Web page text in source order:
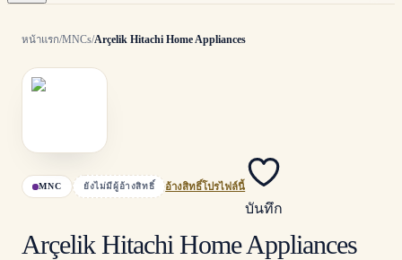
หน้าแรก/MNCs/Arçelik Hitachi Home Appliances
MNC ยังไม่มีผู้อ้างสิทธิ์ อ้างสิทธิ์โปรไฟล์นี้
บันทึก
Arçelik Hitachi Home Appliances